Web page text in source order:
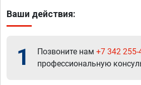
Ваши действия:
1 Позвоните нам +7 342 255-
профессиональную